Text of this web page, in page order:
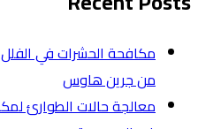
مكافحة الحشرات في الفلل
من جرين هاوس
معالجة حالات الطوارئ